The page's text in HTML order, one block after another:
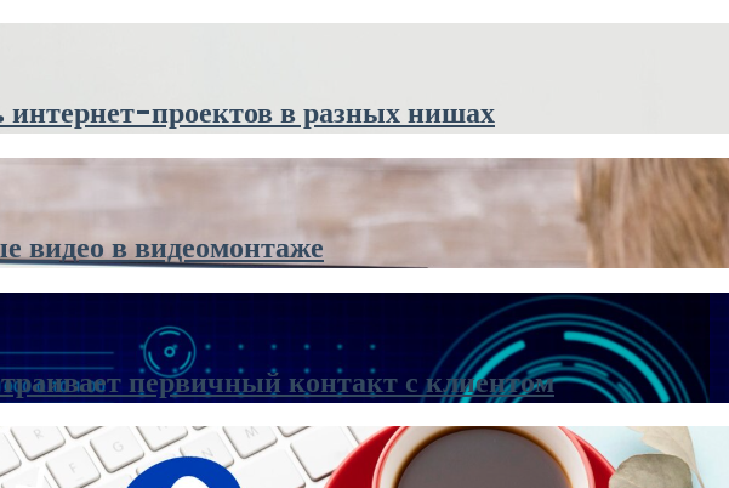
интернет-проектов в разных нишах
видео в видеомонтаже
первичный контакт с клиентом